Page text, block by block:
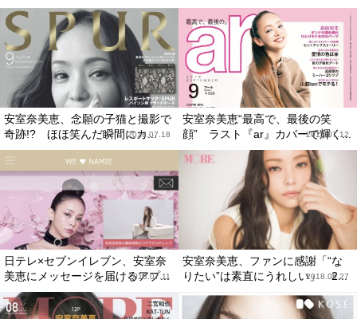
安室奈美恵、念願の子猫と撮影で
奇跡!? ほほ笑んだ瞬間にカ...
2018.07.18
安室奈美恵“最高で、最後の笑
顔” ラスト『ar』カバーで輝く...
2018.07.12
日テレ×セブンイレブン、安室奈
美恵にメッセージを届けるアプ...
2018.07.11
安室奈美恵、ファンに感謝「“な
りたい”は素直にうれしい」 2...
2018.06.27